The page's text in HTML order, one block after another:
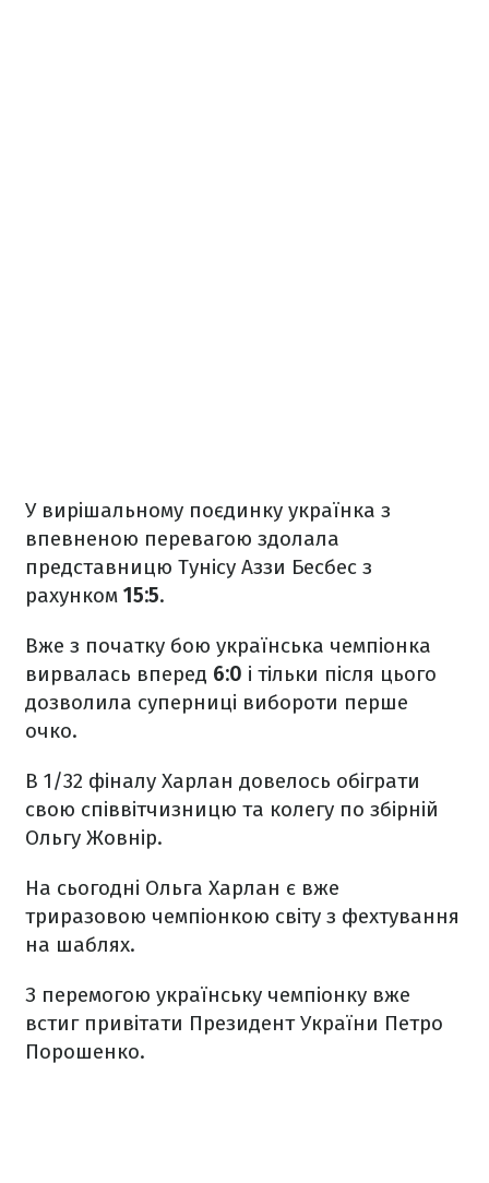
У вирішальному поєдинку українка з
впевненою перевагою здолала
представницю Тунісу Аззи Бесбес з
рахунком 15:5.
Вже з початку бою українська чемпіонка
вирвалась вперед 6:0 і тільки після цього
дозволила суперниці вибороти перше
очко.
В 1/32 фіналу Харлан довелось обіграти
свою співвітчизницю та колегу по збірній
Ольгу Жовнір.
На сьогодні Ольга Харлан є вже
триразовою чемпіонкою світу з фехтування
на шаблях.
З перемогою українську чемпіонку вже
встиг привітати Президент України Петро
Порошенко.